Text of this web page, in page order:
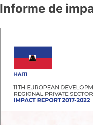
Informe de